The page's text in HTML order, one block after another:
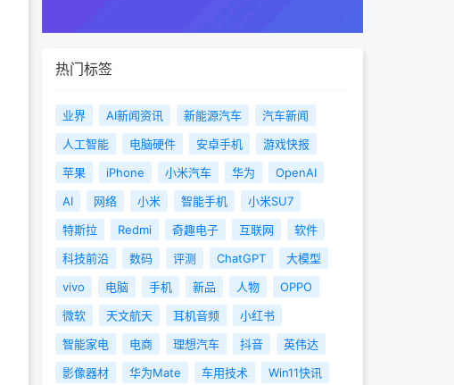
热门标签
业界 AI新闻资讯 新能源汽车
汽车新闻
人工智能
电脑硬件 安卓手机
游戏快报
苹果
iPhone 小米汽车 华为
OpenAI
AI
网络 小米 智能手机
小米SU7
特斯拉
Redmi 奇趣电子 互联网
软件
科技前沿
数码 评测 ChatGPT
大模型
vivo
电脑 手机 新品 人物
OPPO
微软
天文航天 耳机音频
小红书
智能家电
电商 理想汽车 抖音
英伟达
影像器材
华为Mate 车用技术
Win11快讯